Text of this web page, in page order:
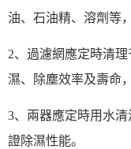
油、石油精、溶劑等
2、過濾網應定時清
濕、除塵效率及壽命
3、兩器應定時用水
證除濕性能。